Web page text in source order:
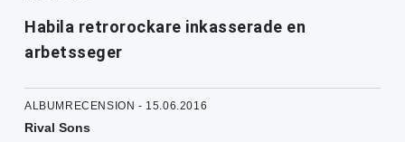
Habila retrorockare inkasserade en
arbetsseger
ALBUMRECENSION - 15.06.2016
Rival Sons